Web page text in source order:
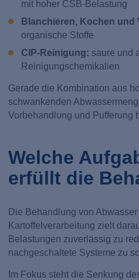
mit hoher CSB-Belastung
Blanchieren, Kochen und
organische Stoffe
CIP-Reinigung: saure und
Reinigungschemikalien
Gerade die Kombination aus
schwankenden
Vorbehandlung und Pufferung
Welche
erfüllt die
Die Behandlung von
Kartoffelverarbeitung zielt
Belastungen zuverlässig zu
nachgeschaltete Systeme zu
Im Fokus steht die Senkung